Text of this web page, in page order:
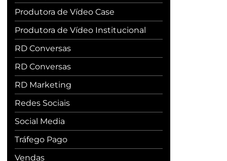
Produtora de Vídeo Case
Produtora de Vídeo Institucional
RD Conversas
RD Conversas
RD Marketing
Redes Sociais
Social Media
Tráfego Pago
Vendas